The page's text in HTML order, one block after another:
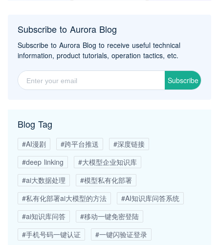
Subscribe to Aurora Blog
Subscribe to Aurora Blog to receive useful technical
information, product tutorials, operation tactics, etc.
Subscribe
Blog Tag
#AI漫剧 #跨平台推送
#深度链接
#deep linking
#大模型企业知识库
#ai大数据处理
#模型私有化部署
#私有化部署ai大模型的方法
#AI知识库问答系统
#ai知识库问答
#移动一键免密登陆
#手机号码一键认证
#一键闪验证登录